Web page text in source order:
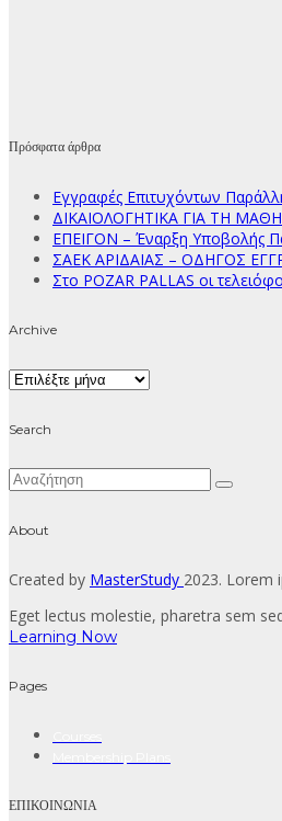
Πρόσφατα άρθρα
Εγγραφές Επιτυχόντων
ΔΙΚΑΙΟΛΟΓΗΤΙΚΑ ΓΙΑ ΤΗ
ΕΠΕΙΓΟΝ – Έναρξη Υποβολής
ΣΑΕΚ ΑΡΙΔΑΙΑΣ – ΟΔΗΓΟΣ
Στο POZAR PALLAS οι
Archive
Archive
Search
About
Created by MasterStudy 2023. Lorem
Eget lectus molestie, pharetra sem
Learning Now
Pages
ΕΠΙΚΟΙΝΩΝΙΑ